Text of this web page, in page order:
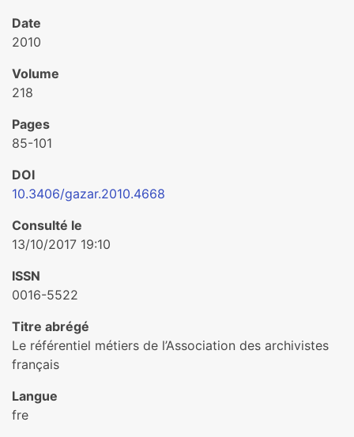
Date
2010
Volume
218
Pages
85-101
DOI
10.3406/gazar.2010.4668
Consulté le
13/10/2017 19:10
ISSN
0016-5522
Titre abrégé
Le référentiel métiers de l’Association des archivistes
français
Langue
fre